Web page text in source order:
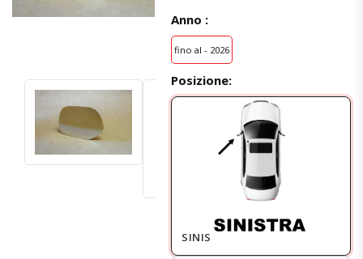
Anno :
fino al - 2026
Posizione:
SINISTRO